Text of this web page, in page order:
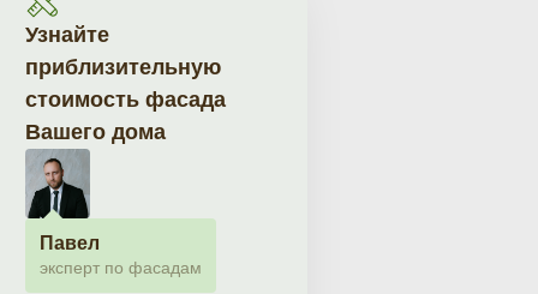
Узнайте
приблизительную
стоимость фасада
Вашего дома
Павел
эксперт по фасадам